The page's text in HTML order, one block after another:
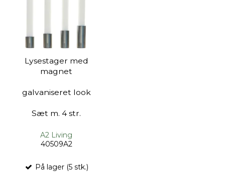
Lysestager med
magnet
galvaniseret look
Sæt m. 4 str.
A2 Living
40509A2
På lager (5 stk.)